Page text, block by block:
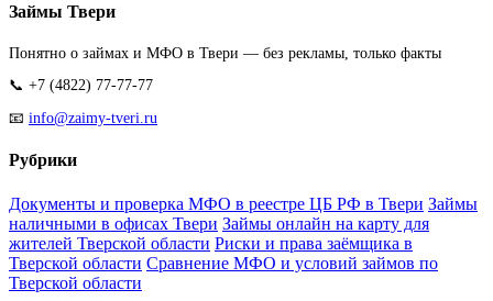
Займы Твери
Понятно о займах и МФО в Твери — без рекламы, только факты
📞 +7 (4822) 77-77-77
📧 info@zaimy-tveri.ru
Рубрики
Документы и проверка МФО в реестре ЦБ РФ в Твери Займы
наличными в офисах Твери Займы онлайн на карту для
жителей Тверской области Риски и права заёмщика в
Тверской области Сравнение МФО и условий займов по
Тверской области